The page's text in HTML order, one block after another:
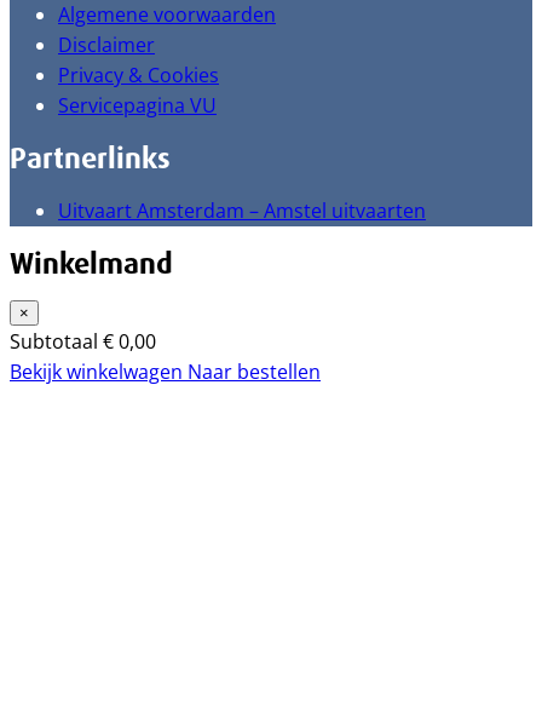
Algemene voorwaarden
Disclaimer
Privacy & Cookies
Servicepagina VU
Partnerlinks
Uitvaart Amsterdam – Amstel uitvaarten
Winkelmand
×
Subtotaal €0,00
Bekijk winkelwagen Naar bestellen